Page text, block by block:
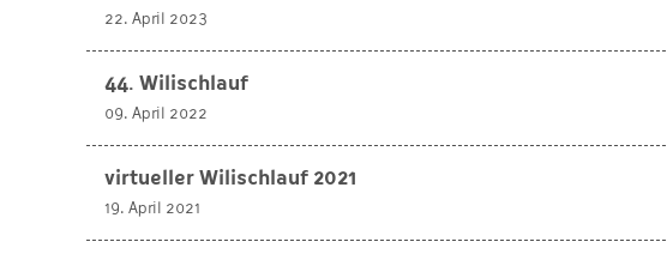
22. April 2023
44. Wilischlauf
09. April 2022
virtueller Wilischlauf 2021
19. April 2021